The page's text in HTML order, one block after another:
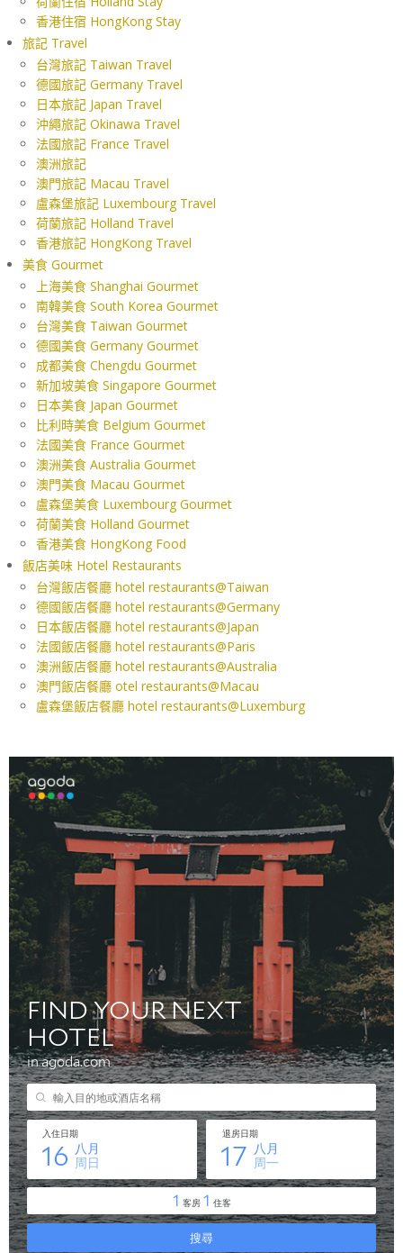
香港住宿 HongKong Stay
旅記 Travel
台灣旅記 Taiwan Travel
德國旅記 Germany Travel
日本旅記 Japan Travel
沖繩旅記 Okinawa Travel
法國旅記 France Travel
澳洲旅記
澳門旅記 Macau Travel
盧森堡旅記 Luxembourg Travel
荷蘭旅記 Holland Travel
香港旅記 HongKong Travel
美食 Gourmet
上海美食 Shanghai Gourmet
南韓美食 South Korea Gourmet
台灣美食 Taiwan Gourmet
德國美食 Germany Gourmet
成都美食 Chengdu Gourmet
新加坡美食 Singapore Gourmet
日本美食 Japan Gourmet
比利時美食 Belgium Gourmet
法國美食 France Gourmet
澳洲美食 Australia Gourmet
澳門美食 Macau Gourmet
盧森堡美食 Luxembourg Gourmet
荷蘭美食 Holland Gourmet
香港美食 HongKong Food
飯店美味 Hotel Restaurants
台灣飯店餐廳 hotel restaurants@Taiwan
德國飯店餐廳 hotel restaurants@Germany
日本飯店餐廳 hotel restaurants@Japan
法國飯店餐廳 hotel restaurants@Paris
澳洲飯店餐廳 hotel restaurants@Australia
澳門飯店餐廳 otel restaurants@Macau
盧森堡飯店餐廳 hotel restaurants@Luxemburg